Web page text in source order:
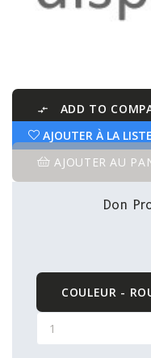

ADD TO
AJOUTER À LA
AJOUTER AU
Don
COULEUR -